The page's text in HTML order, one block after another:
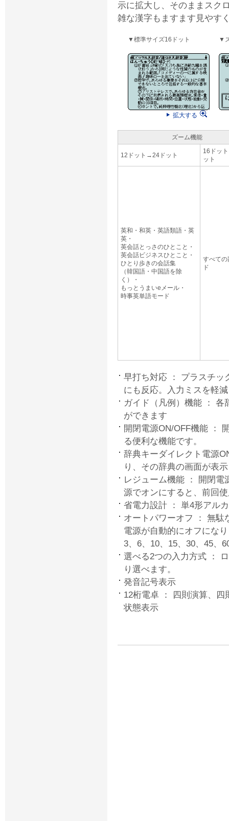
示に拡大し、そのままスク
雑な漢字もますます見やす
▼標準サイズ16ドット
拡大する
▼
ズーム機能
12ドット→24ドット
16ドッ
ット
英和・和英・英語類語・英
英・
英会話とっさのひとこと・
英会話ビジネスひとこと・
ひとり歩きの会話集
（韓国語・中国語を除
く）・
もっとうまいeメール・
時事英単語モード
すべての
ド
早打ち対応 ： プラスチッ
にも反応。入力ミスを軽
ガイド（凡例）機能 ： 各
ができます
開閉電源ON/OFF機能 ：
る便利な機能です。
辞典キーダイレクト電源
り、その辞典の画面が表
レジューム機能 ： 開閉電
源でオンにすると、前回
省電力設計 ： 単4形アル
オートパワーオフ ： 無駄
電源が自動的にオフにな
3、6、10、15、30、45、
選べる2つの入力方式 ：
り選べます。
発音記号表示
12桁電卓 ： 四則演算、
状態表示